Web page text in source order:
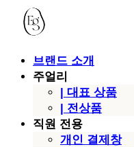
브랜드 소개
주얼리
| 대표 상품
| 전상품
직원 전용
개인 결제창